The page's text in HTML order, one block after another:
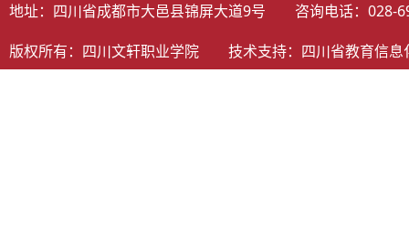
地址：四川省成都市大邑县锦屏大道9号 咨询电话：
版权所有：四川文轩职业学院 技术支持： 四川省教育信